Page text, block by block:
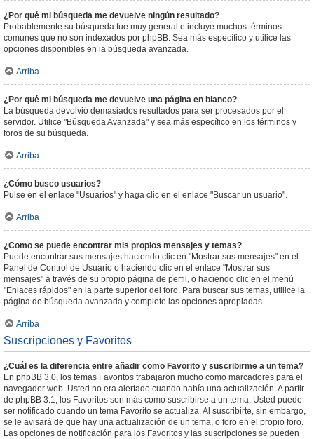
¿Por qué mi búsqueda me devuelve ningún resultado?
Probablemente su búsqueda fue muy general e incluye muchos términos
comunes que no son indexados por phpBB. Sea más específico y utilice las
opciones disponibles en la búsqueda avanzada.
Arriba
¿Por qué mi búsqueda me devuelve una página en blanco?
La búsqueda devolvió demasiados resultados para ser procesados por el
servidor. Utilice "Búsqueda Avanzada" y sea más específico en los términos y
foros de su búsqueda.
Arriba
¿Cómo busco usuarios?
Pulse en el enlace "Usuarios" y haga clic en el enlace "Buscar un usuario".
Arriba
¿Como se puede encontrar mis propios mensajes y temas?
Puede encontrar sus mensajes haciendo clic en "Mostrar sus mensajes" en el
Panel de Control de Usuario o haciendo clic en el enlace "Mostrar sus
mensajes" a través de su propio página de perfil, o haciendo clic en el menú
"Enlaces rápidos" en la parte superior del foro. Para buscar sus temas, utilice la
página de búsqueda avanzada y complete las opciones apropiadas.
Arriba
Suscripciones y Favoritos
¿Cuál es la diferencia entre añadir como Favorito y suscribirme a un tema?
En phpBB 3.0, los temas Favoritos trabajaron mucho como marcadores para el
navegador web. Usted no era alertado cuando había una actualización. A partir
de phpBB 3.1, los Favoritos son más como suscribirse a un tema. Usted puede
ser notificado cuando un tema Favorito se actualiza. Al suscribirte, sin embargo,
se le avisará de que hay una actualización de un tema, o foro en el propio foro.
Las opciones de notificación para los Favoritos y las suscripciones se pueden